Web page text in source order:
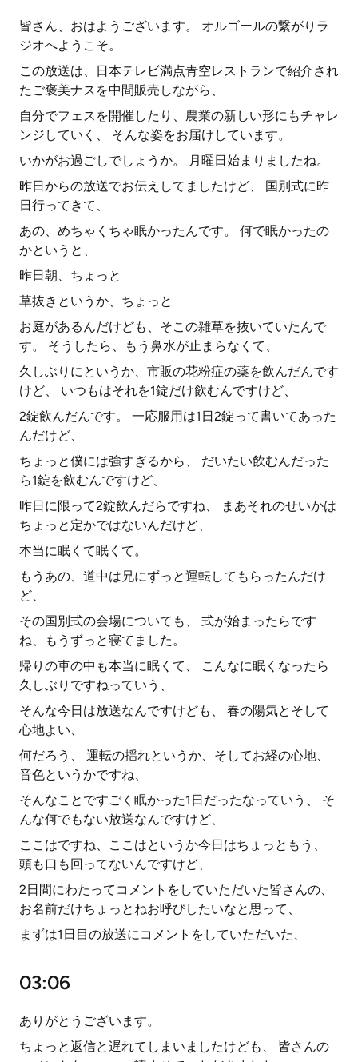
皆さん、おはようございます。 オルゴールの繋がりラ
ジオへようこそ。
この放送は、日本テレビ満点青空レストランで紹介され
たご褒美ナスを中間販売しながら、
自分でフェスを開催したり、農業の新しい形にもチャレ
ンジしていく、 そんな姿をお届けしています。
いかがお過ごしでしょうか。 月曜日始まりましたね。
昨日からの放送でお伝えしてましたけど、 国別式に昨
日行ってきて、
あの、めちゃくちゃ眠かったんです。 何で眠かったの
かというと、
昨日朝、ちょっと
草抜きというか、ちょっと
お庭があるんだけども、そこの雑草を抜いていたんで
す。 そうしたら、もう鼻水が止まらなくて、
久しぶりにというか、市販の花粉症の薬を飲んだんです
けど、 いつもはそれを1錠だけ飲むんですけど、
2錠飲んだんです。 一応服用は1日2錠って書いてあった
んだけど、
ちょっと僕には強すぎるから、 だいたい飲むんだった
ら1錠を飲むんですけど、
昨日に限って2錠飲んだらですね、 まあそれのせいかは
ちょっと定かではないんだけど、
本当に眠くて眠くて。
もうあの、道中は兄にずっと運転してもらったんだけ
ど、
その国別式の会場についても、 式が始まったらです
ね、もうずっと寝てました。
帰りの車の中も本当に眠くて、 こんなに眠くなったら
久しぶりですねっていう、
そんな今日は放送なんですけども、 春の陽気とそして
心地よい、
何だろう、 運転の揺れというか、そしてお経の心地、
音色というかですね、
そんなことですごく眠かった1日だったなっていう、 そ
んな何でもない放送なんですけど、
ここはですね、ここはというか今日はちょっともう、
頭も口も回ってないんですけど、
2日間にわたってコメントをしていただいた皆さんの、
お名前だけちょっとねお呼びしたいなと思って、
まずは1日目の放送にコメントをしていただいた、
03:06
ありがとうございます。
ちょっと返信と遅れてしまいましたけども、 皆さんの